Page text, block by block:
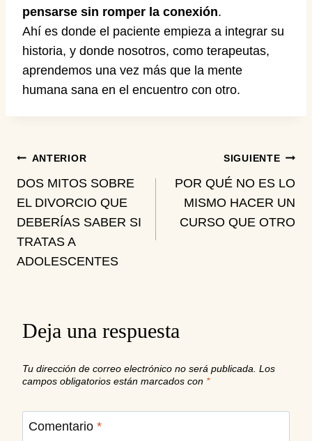
pensarse sin romper la conexión.
Ahí es donde el paciente empieza a integrar su
historia, y donde nosotros, como terapeutas,
aprendemos una vez más que la mente
humana sana en el encuentro con otro.
Navegación
de
entradas
ANTERIOR
DOS MITOS SOBRE
EL DIVORCIO QUE
DEBERÍAS SABER SI
TRATAS A
ADOLESCENTES
SIGUIENTE
POR QUÉ NO ES LO
MISMO HACER UN
CURSO QUE OTRO
Deja una respuesta
Tu dirección de correo electrónico no será publicada. Los
campos obligatorios están marcados con *
Comentario *